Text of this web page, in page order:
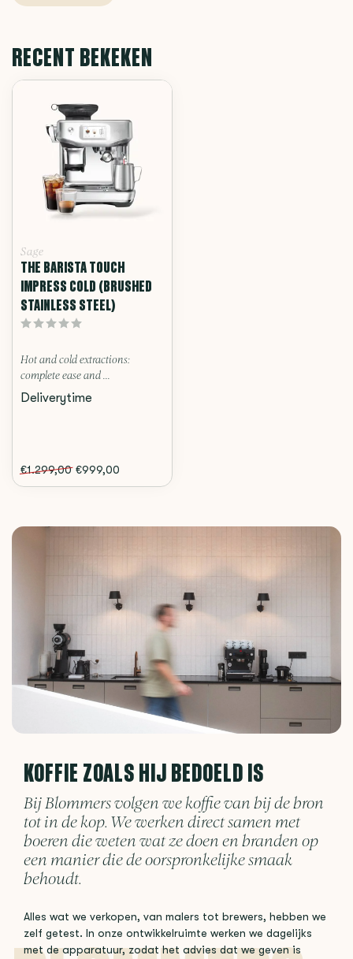
RECENT BEKEKEN
Sage
THE BARISTA TOUCH
IMPRESS COLD (BRUSHED
STAINLESS STEEL)
Hot and cold extractions:
complete ease and ...
Deliverytime
€1.299,00 €999,00
KOFFIE ZOALS HIJ BEDOELD IS
Bij Blommers volgen we koffie van bij de bron
tot in de kop. We werken direct samen met
boeren die weten wat ze doen en branden op
een manier die de oorspronkelijke smaak
behoudt.
Alles wat we verkopen, van malers tot brewers, hebben we
zelf getest. In onze ontwikkelruimte werken we dagelijks
met de apparatuur, zodat het advies dat we geven is